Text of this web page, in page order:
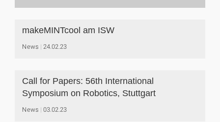
makeMINTcool am ISW
News 24.02.23
Call for Papers: 56th International
Symposium on Robotics, Stuttgart
News 03.02.23